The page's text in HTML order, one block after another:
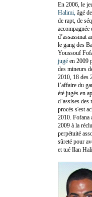
En 2006, le
Halimi, âgé
de rapt, de
accompagnée
d’assassinat
le gang des
Youssouf
jugé en 2009
des mineurs
2010, 18 des
l’affaire du
été jugés en
d’assises
procès s'est
2010. Fofana
2009 à la
perpétuité
sûreté pour
et tué Ilan